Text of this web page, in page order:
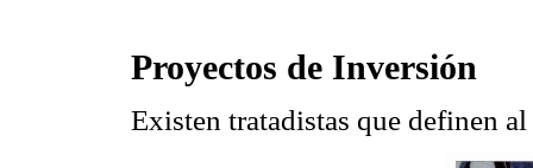
Proyectos de Inversión
Existen tratadistas que definen